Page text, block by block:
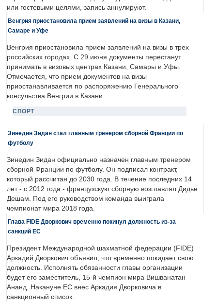
или гостевыми целями, запись аннулируют.
Венгрия приостановила прием заявлений на визы в Казани,
Самаре и Уфе
Венгрия приостановила прием заявлений на визы в трех
российских городах. С 29 июня документы перестанут
принимать в визовых центрах Казани, Самары и Уфы.
Отмечается, что прием документов на визы
приостанавливается по распоряжению Генерального
консульства Венгрии в Казани.
СПОРТ
Зинедин Зидан стал главным тренером сборной Франции по
футболу
Зинедин Зидан официально назначен главным тренером
сборной Франции по футболу. Он подписал контракт,
который рассчитан до 2030 года. В течение последних 14
лет - с 2012 года - французскую сборную возглавлял Дидье
Дешам. Под его руководством команда выиграла
чемпионат мира 2018 года.
Глава FIDE Дворкович временно покинул должность из-за
санкций ЕС
Президент Международной шахматной федерации (FIDE)
Аркадий Дворкович объявил, что временно покидает свою
должность. Исполнять обязанности главы организации
будет его заместитель, 15-й чемпион мира Вишванатан
Ананд. Накануне ЕС внес Аркадия Дворковича в
санкционный список.